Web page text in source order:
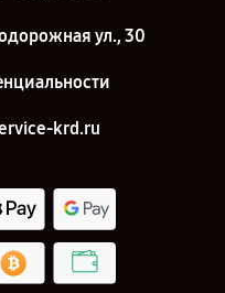
ул., 30
krd.ru